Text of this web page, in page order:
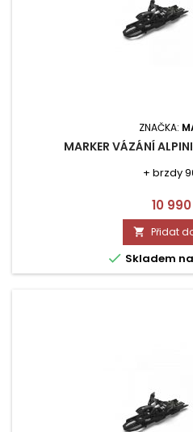
ZNAČKA:
MARKER VÁZÁNÍ
+ brzdy
Cena
10
 Přidat
 Skladem